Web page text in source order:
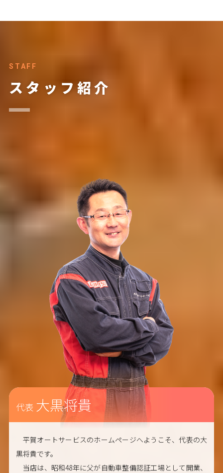
STAFF
スタッフ紹介
代表 大黒将貴
平賀オートサービスのホームページへようこそ、代表の大
黒将貴です。
当店は、昭和48年に父が自動車整備認証工場として開業、